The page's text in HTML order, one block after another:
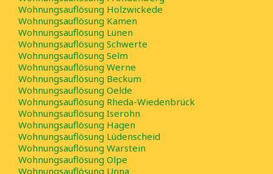
Thüringen
Wohnungsauflösung Holzwickede
Wohnungsauflösung Kamen
Wohnungsauflösung Lünen
Wohnungsauflösung Schwerte
Wohnungsauflösung Selm
Wohnungsauflösung Werne
Wohnungsauflösung Beckum
Wohnungsauflösung Oelde
Wohnungsauflösung Rheda-Wiedenbrück
Wohnungsauflösung Iserohn
Wohnungsauflösung Hagen
Wohnungsauflösung Lüdenscheid
Wohnungsauflösung Warstein
Wohnungsauflösung Olpe
Wohnungsauflösung Unna